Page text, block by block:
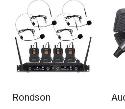
Rondson